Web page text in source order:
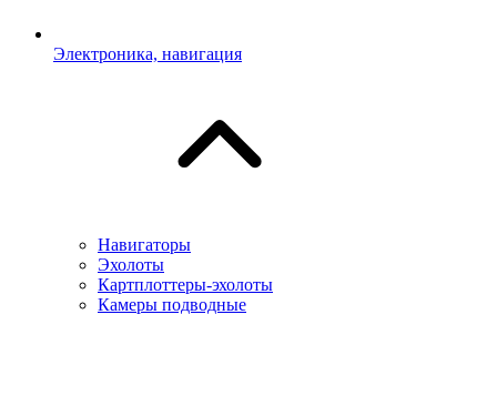
Электроника, навигация
Навигаторы
Эхолоты
Картплоттеры-эхолоты
Камеры подводные